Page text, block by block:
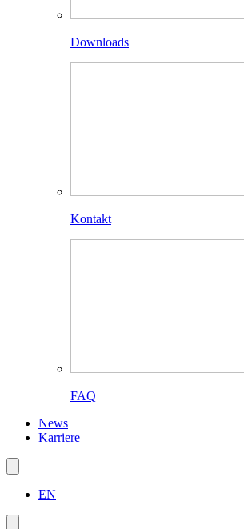
Downloads
Kontakt
FAQ
News
Karriere
EN